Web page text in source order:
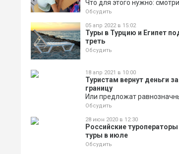
Что для этого нужно:
Обсудить
05 апр 2022 в 15:02
Туры в Турцию и Египет
треть
Обсудить
18 апр 2021 в 10:00
Туристам вернут деньги
границу
Или предложат
Обсудить
28 июн 2020 в 12:30
Российские
туры в июле
Обсудить